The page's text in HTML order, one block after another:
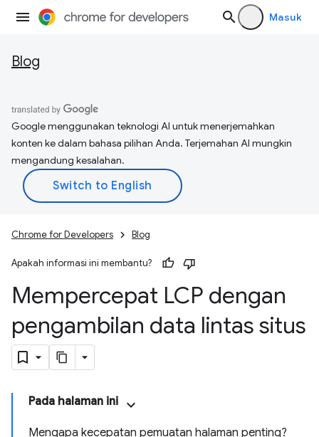
Masuk
Blog
Google menggunakan teknologi AI untuk menerjemahkan
konten ke dalam bahasa pilihan Anda. Terjemahan AI mungkin
mengandung kesalahan.
Chrome for Developers Blog
Apakah informasi ini membantu?
Mempercepat LCP dengan
pengambilan data lintas situs
Pada halaman ini
Mengapa kecepatan pemuatan halaman penting?